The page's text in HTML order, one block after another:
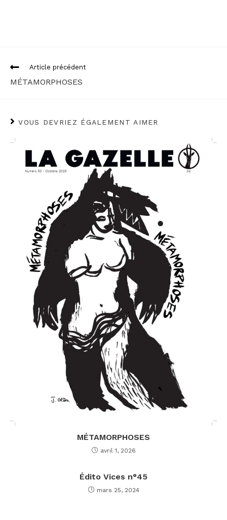
Read
articles
Article précédent
MÉTAMORPHOSES
VOUS DEVRIEZ ÉGALEMENT AIMER
MÉTAMORPHOSES
avril 1, 2026
Édito Vices n°45
mars 25, 2024